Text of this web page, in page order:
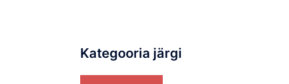
Kategooria järgi